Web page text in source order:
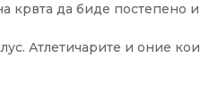
крвта да биде постепено
Атлетичарите и оние